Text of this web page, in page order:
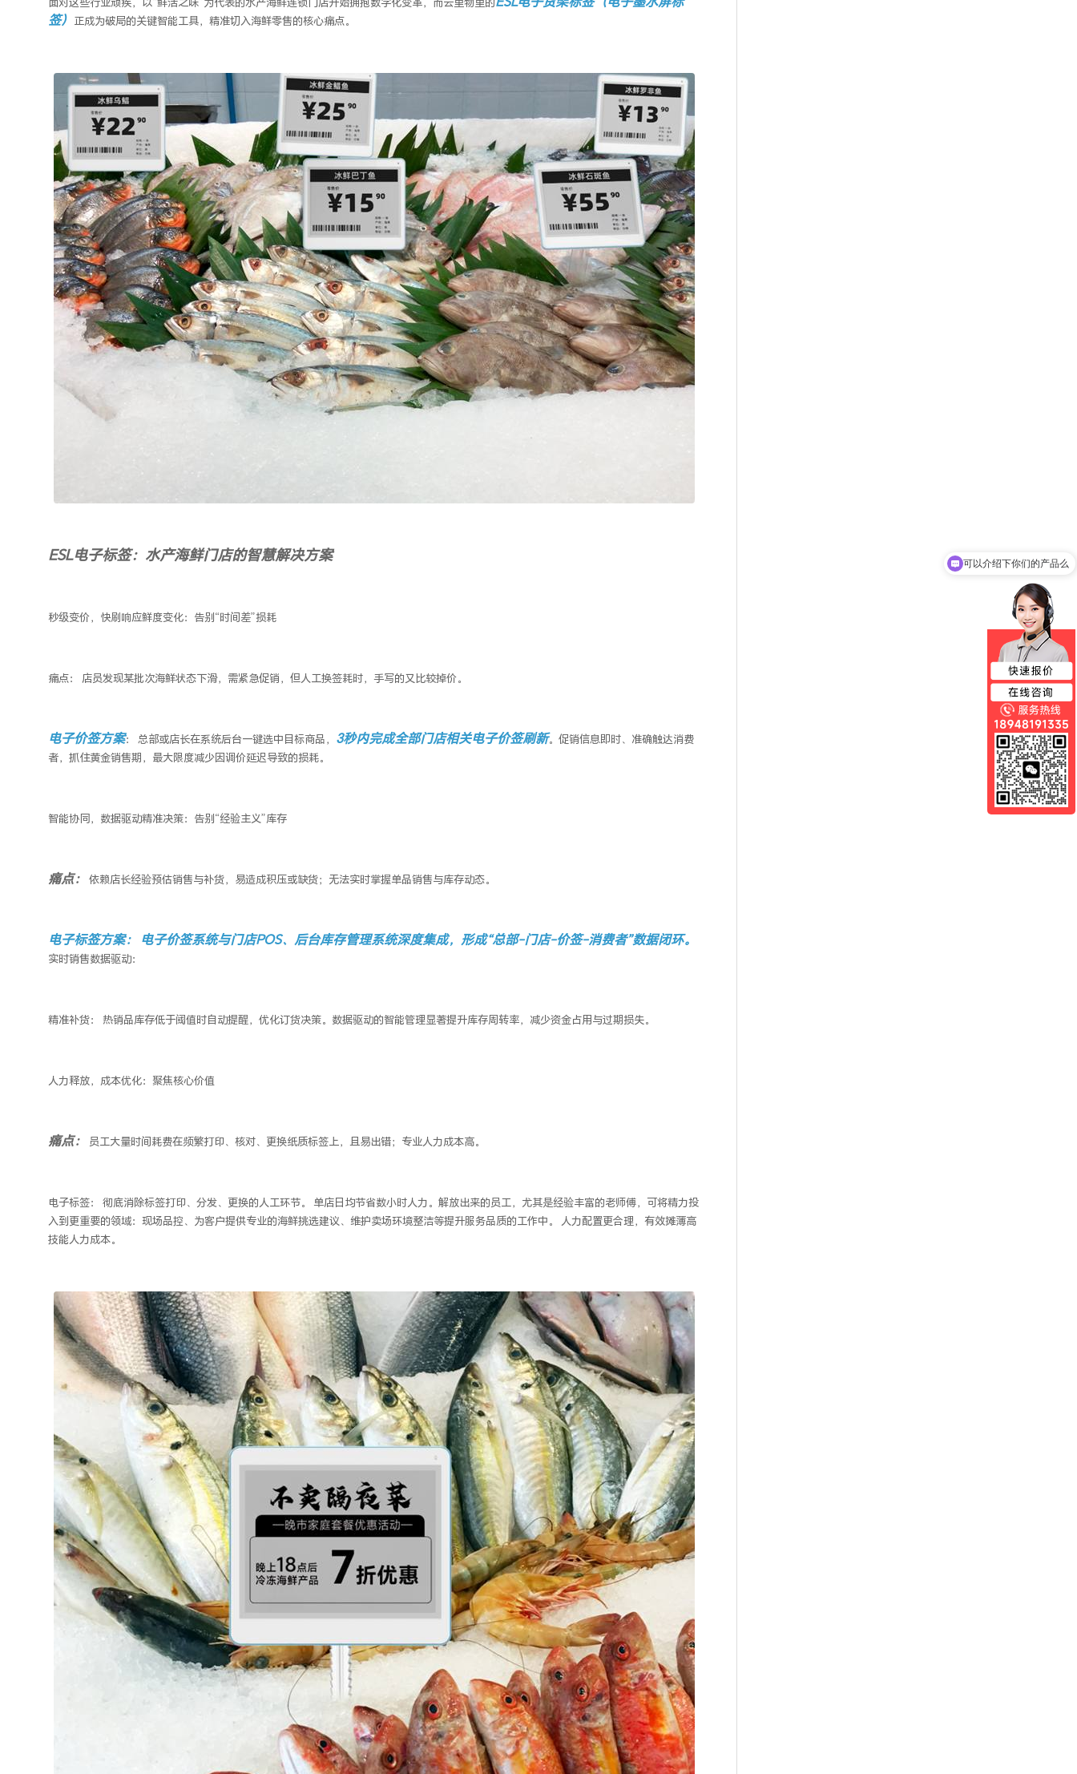
签） 正成为破局的关键智能工具，精准切入海鲜零售的核心痛点。
ESL电子标签：水产海鲜门店的智慧解决方案
秒级变价，快刷响应鲜度变化：告别“时间差”损耗
痛点： 店员发现某批次海鲜状态下滑，需紧急促销，但人工换签耗时，手写的又比较掉价。
电子价签方案： 总部或店长在系统后台一键选中目标商品， 3秒内完成全部门店相关电子价签刷新。促销信息即时、准确触达消费
者，抓住黄金销售期，最大限度减少因调价延迟导致的损耗。
智能协同，数据驱动精准决策：告别“经验主义”库存
痛点： 依赖店长经验预估销售与补货，易造成积压或缺货；无法实时掌握单品销售与库存动态。
电子标签方案： 电子价签系统与门店POS、后台库存管理系统深度集成，形成“总部-门店-价签-消费者”数据闭环。
实时销售数据驱动：
精准补货： 热销品库存低于阈值时自动提醒，优化订货决策。数据驱动的智能管理显著提升库存周转率，减少资金占用与过期损失。
人力释放，成本优化：聚焦核心价值
痛点： 员工大量时间耗费在频繁打印、核对、更换纸质标签上，且易出错；专业人力成本高。
电子标签： 彻底消除标签打印、分发、更换的人工环节。
单店日均节省数小时人力。解放出来的员工，尤其是经验丰富的老师傅，可将精力投
入到更重要的领域：现场品控、为客户提供专业的海鲜挑选建议、维护卖场环境整洁等提升服务品质的工作中。
人力配置更合理，有效摊薄高
技能人力成本。
你们是怎么收费的呢